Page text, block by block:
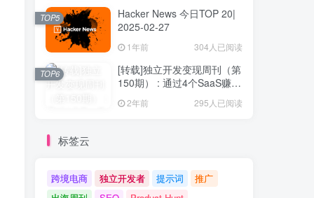
Hacker News 今日TOP 20|
2025-02-27
1年前 304人已阅读
TOP5
[转载]独立开发变现周刊（第
150期） : 通过4个SaaS赚取
2年前 295人已阅读
TOP6
标签云
跨境电商 独立开发者 提示词
推广